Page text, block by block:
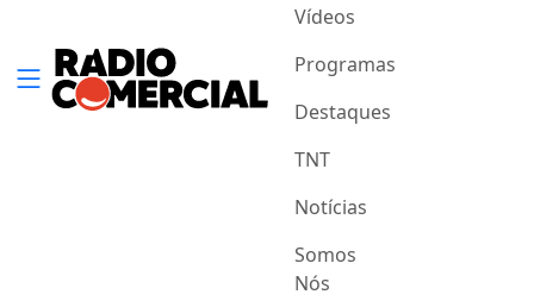
Vídeos
Programas
Destaques
TNT
Notícias
Somos
Nós